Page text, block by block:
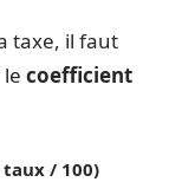
taxe, il faut
coefficient
/ 100)